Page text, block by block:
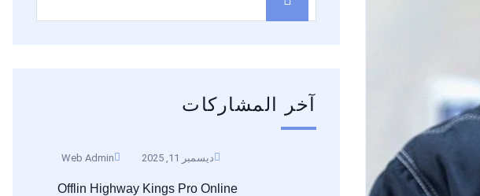
آخر المشاركات
ديسمبر 11, 2025 Web Admin
Offlin Highway Kings Pro Online